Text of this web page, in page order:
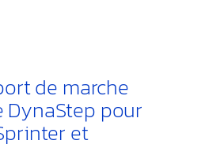
de marche
DynaStep pour
et